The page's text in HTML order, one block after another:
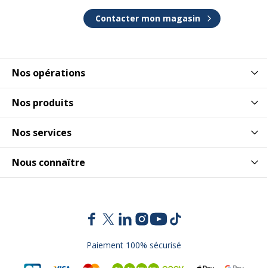
Nos opérations
Nos produits
Nos services
Nous connaître
Contacter mon magasin
Paiement 100% sécurisé